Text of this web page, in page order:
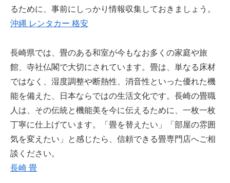
るために、事前にしっかり情報収集しておきましょう。
沖縄 レンタカー 格安
長崎県では、畳のある和室が今もなお多くの家庭や旅
館、寺社仏閣で大切にされています。畳は、単なる床材
ではなく、湿度調整や断熱性、消音性といった優れた機
能を備えた、日本ならではの生活文化です。長崎の畳職
人は、その伝統と機能美を今に伝えるために、一枚一枚
丁寧に仕上げています。「畳を替えたい」「部屋の雰囲
気を変えたい」と感じたら、信頼できる畳専門店へご相
談ください。
長崎 畳